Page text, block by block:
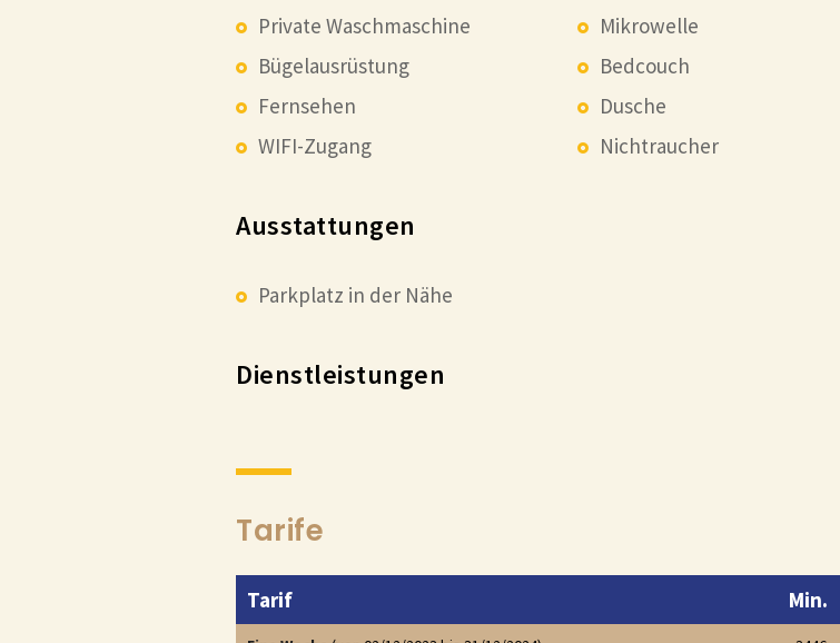
Private Waschmaschine
Mikrowelle
Bügelausrüstung
Bedcouch
Fernsehen
Dusche
WIFI-Zugang
Nichtraucher
Ausstattungen
Parkplatz in der Nähe
Dienstleistungen
Tarife
Tarif Min.